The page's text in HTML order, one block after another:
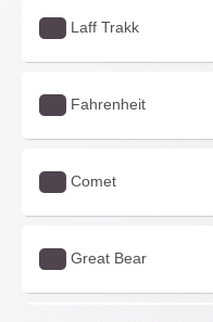
Laff Trakk
Fahrenheit
Comet
Great Bear